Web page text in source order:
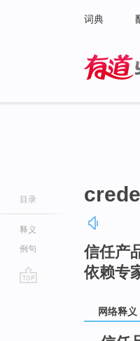
词典
目录
释义
例句
信任产
依赖专
网络释义